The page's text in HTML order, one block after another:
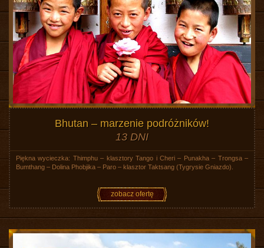
Bhutan – marzenie podróżników!
13 DNI
Piękna wycieczka: Thimphu – klasztory Tango i Cheri – Punakha – Trongsa –
Bumthang – Dolina Phobjika – Paro – klasztor Taktsang (Tygrysie Gniazdo).
zobacz ofertę